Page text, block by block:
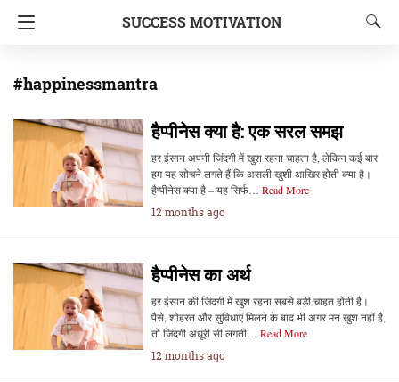
SUCCESS MOTIVATION
#happinessmantra
हैप्पीनेस क्या है: एक सरल समझ
हर इंसान अपनी जिंदगी में खुश रहना चाहता है, लेकिन कई बार
हम यह सोचने लगते हैं कि असली खुशी आखिर होती क्या है।
हैप्पीनेस क्या है – यह सिर्फ… Read More
12 months ago
हैप्पीनेस का अर्थ
हर इंसान की जिंदगी में खुश रहना सबसे बड़ी चाहत होती है।
पैसे, शोहरत और सुविधाएं मिलने के बाद भी अगर मन खुश नहीं है,
तो जिंदगी अधूरी सी लगती… Read More
12 months ago